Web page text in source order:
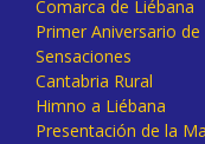
Comarca de Liébana
Primer Aniversario
Sensaciones
Cantabria Rural
Himno a Liébana
Presentación de la